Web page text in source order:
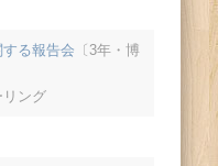
る報告会 〔3年・博
ング